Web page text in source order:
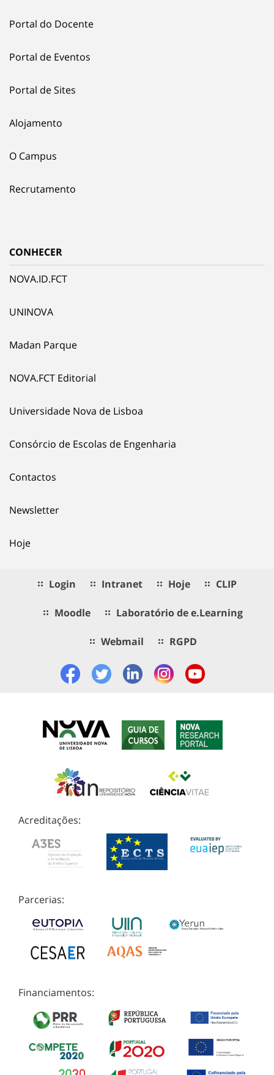
Portal do Docente
Portal de Eventos
Portal de Sites
Alojamento
O Campus
Recrutamento
CONHECER
NOVA.ID.FCT
UNINOVA
Madan Parque
NOVA.FCT Editorial
Universidade Nova de Lisboa
Consórcio de Escolas de Engenharia
Contactos
Newsletter
Hoje
Login Intranet Hoje CLIP
Moodle Laboratório de e.Learning
Webmail RGPD
Acreditações:
Parcerias:
Financiamentos: